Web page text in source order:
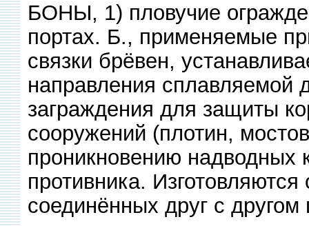
БОНЫ, 1) пловучие
портах. Б., применяемые
связки брёвен,
направления сплавляемой
заграждения для защиты
сооружений (плотин,
проникновению надводных
противника.
соединённых друг с